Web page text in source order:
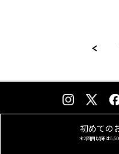
初めての
＊2回目以降は